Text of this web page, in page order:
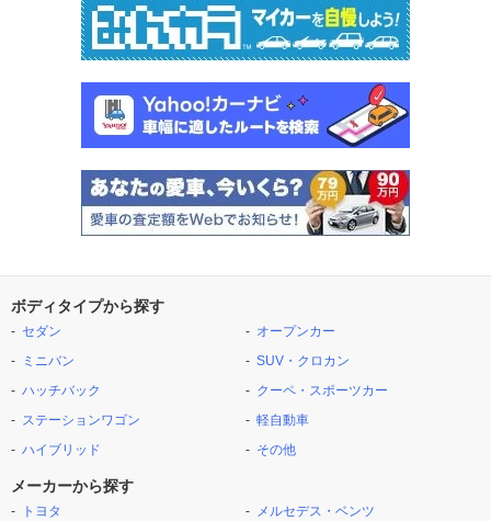
ボディタイプから探す
セダン
ミニバン
ハッチバック
ステーションワゴン
ハイブリッド
オープンカー
SUV・クロカン
クーペ・スポーツカー
軽自動車
その他
メーカーから探す
トヨタ
メルセデス・ベンツ